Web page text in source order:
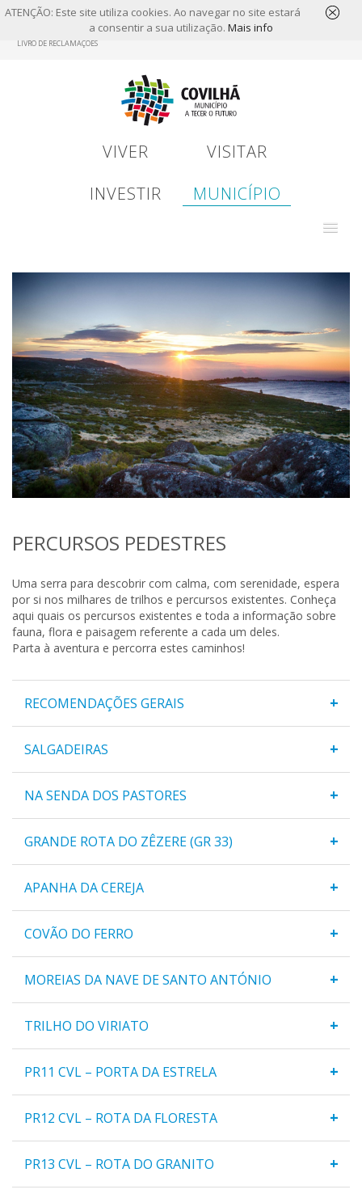
ATENÇÃO: Este site utiliza cookies. Ao navegar no site estará
a consentir a sua utilização. Mais info
LIVRO DE RECLAMAÇÕES
VIVER
VISITAR
INVESTIR
MUNICÍPIO
PERCURSOS PEDESTRES
Uma serra para descobrir com calma, com serenidade, espera
por si nos milhares de trilhos e percursos existentes. Conheça
aqui quais os percursos existentes e toda a informação sobre
fauna, flora e paisagem referente a cada um deles.
Parta à aventura e percorra estes caminhos!
+
RECOMENDAÇÕES GERAIS
+
SALGADEIRAS
+
NA SENDA DOS PASTORES
+
GRANDE ROTA DO ZÊZERE (GR 33)
+
APANHA DA CEREJA
+
COVÃO DO FERRO
+
MOREIAS DA NAVE DE SANTO ANTÓNIO
+
TRILHO DO VIRIATO
+
PR11 CVL – PORTA DA ESTRELA
+
PR12 CVL – ROTA DA FLORESTA
+
PR13 CVL – ROTA DO GRANITO